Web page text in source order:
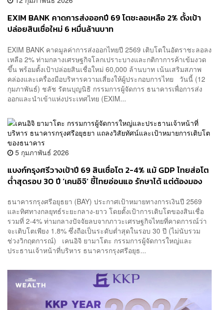
EXIM BANK คาดการส่งออกปี 69 โตชะลอเหลือ 2% ตั้งเป้า
ปล่อยสินเชื่อใหม่ 6 หมื่นล้านบาท
EXIM BANK คาดมูลค่าการส่งออกไทยปี 2569 เติบโตในอัตราชะลอลง
เหลือ 2% ท่ามกลางเศรษฐกิจโลกเปราะบางและกติกาการค้าเข้มงวด
ขึ้น พร้อมตั้งเป้าปล่อยสินเชื่อใหม่ 60,000 ล้านบาท เน้นเสริมสภาพ
คล่องและเครื่องมือบริหารความเสี่ยงให้ผู้ประกอบการไทย วันนี้ (12
กุมภาพันธ์) ชลัช รัตนบุญนิธิ กรรมการผู้จัดการ ธนาคารเพื่อการส่ง
ออกและนำเข้าแห่งประเทศไทย (EXIM...
5 กุมภาพันธ์ 2026
แบงก์กรุงศรีวางเป้าปี 69 สินเชื่อโต 2-4% แม้ GDP ไทยส่อโต
ต่ำสุดรอบ 30 ปี ‘เคนอิจิ’ ชี้ไทยอ่อนแอ รักษาได้ แต่ต้องมอง
ธนาคารกรุงศรีอยุธยา (BAY) ประกาศเป้าหมายทางการเงินปี 2569
และทิศทางกลยุทธ์ระยะกลาง-ยาว โดยตั้งเป้าการเติบโตของสินเชื่อ
รวมที่ 2-4% ท่ามกลางปัจจัยลบจากภาวะเศรษฐกิจไทยที่คาดการณ์ว่า
จะเติบโตเพียง 1.8% ซึ่งถือเป็นระดับต่ำสุดในรอบ 30 ปี (ไม่นับรวม
ช่วงวิกฤตการณ์) เคนอิจิ ยามาโตะ กรรมการผู้จัดการใหญ่และ
ประธานเจ้าหน้าที่บริหาร ธนาคารกรุงศรีอยุธ...